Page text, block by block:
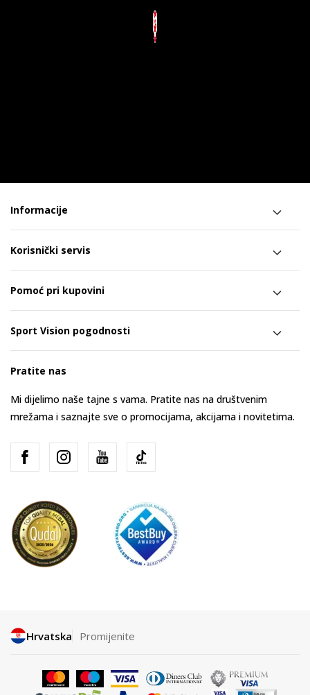
Informacije
Korisnički servis
Pomoć pri kupovini
Sport Vision pogodnosti
Pratite nas
Mi dijelimo naše tajne s vama. Pratite nas na društvenim
mrežama i saznajte sve o promocijama, akcijama i novitetima.
Hrvatska Promijenite